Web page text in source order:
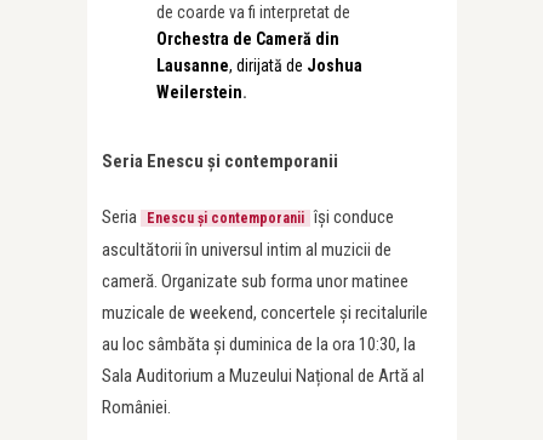
de coarde va fi interpretat de
Orchestra de Cameră din
Lausanne, dirijată de Joshua
Weilerstein.
Seria Enescu și contemporanii
Seria Enescu și contemporanii își conduce
ascultătorii în universul intim al muzicii de
cameră. Organizate sub forma unor matinee
muzicale de weekend, concertele și recitalurile
au loc sâmbăta și duminica de la ora 10:30, la
Sala Auditorium a Muzeului Național de Artă al
României.